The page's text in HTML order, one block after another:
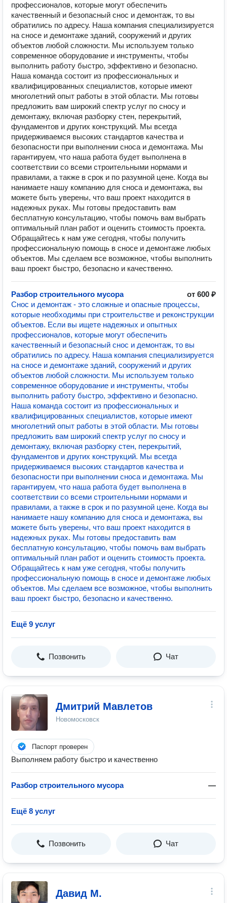
профессионалов, которые могут обеспечить
качественный и безопасный снос и демонтаж, то вы
обратились по адресу. Наша компания специализируется
на сносе и демонтаже зданий, сооружений и других
объектов любой сложности. Мы используем только
современное оборудование и инструменты, чтобы
выполнить работу быстро, эффективно и безопасно.
Наша команда состоит из профессиональных и
квалифицированных специалистов, которые имеют
многолетний опыт работы в этой области. Мы готовы
предложить вам широкий спектр услуг по сносу и
демонтажу, включая разборку стен, перекрытий,
фундаментов и других конструкций. Мы всегда
придерживаемся высоких стандартов качества и
безопасности при выполнении сноса и демонтажа. Мы
гарантируем, что наша работа будет выполнена в
соответствии со всеми строительными нормами и
правилами, а также в срок и по разумной цене. Когда вы
нанимаете нашу компанию для сноса и демонтажа, вы
можете быть уверены, что ваш проект находится в
надежных руках. Мы готовы предоставить вам
бесплатную консультацию, чтобы помочь вам выбрать
оптимальный план работ и оценить стоимость проекта.
Обращайтесь к нам уже сегодня, чтобы получить
профессиональную помощь в сносе и демонтаже любых
объектов. Мы сделаем все возможное, чтобы выполнить
ваш проект быстро, безопасно и качественно.
Разбор строительного мусора
от 600 ₽
Снос и демонтаж - это сложные и опасные процессы,
которые необходимы при строительстве и реконструкции
объектов. Если вы ищете надежных и опытных
профессионалов, которые могут обеспечить
качественный и безопасный снос и демонтаж, то вы
обратились по адресу. Наша компания специализируется
на сносе и демонтаже зданий, сооружений и других
объектов любой сложности. Мы используем только
современное оборудование и инструменты, чтобы
выполнить работу быстро, эффективно и безопасно.
Наша команда состоит из профессиональных и
квалифицированных специалистов, которые имеют
многолетний опыт работы в этой области. Мы готовы
предложить вам широкий спектр услуг по сносу и
демонтажу, включая разборку стен, перекрытий,
фундаментов и других конструкций. Мы всегда
придерживаемся высоких стандартов качества и
безопасности при выполнении сноса и демонтажа. Мы
гарантируем, что наша работа будет выполнена в
соответствии со всеми строительными нормами и
правилами, а также в срок и по разумной цене. Когда вы
нанимаете нашу компанию для сноса и демонтажа, вы
можете быть уверены, что ваш проект находится в
надежных руках. Мы готовы предоставить вам
бесплатную консультацию, чтобы помочь вам выбрать
оптимальный план работ и оценить стоимость проекта.
Обращайтесь к нам уже сегодня, чтобы получить
профессиональную помощь в сносе и демонтаже любых
объектов. Мы сделаем все возможное, чтобы выполнить
ваш проект быстро, безопасно и качественно.
Ещё 9 услуг
Позвонить Чат
Дмитрий Мавлетов
Новомосковск
Паспорт проверен
Выполняем работу быстро и качественно
Разбор строительного мусора —
Ещё 8 услуг
Позвонить Чат
Давид М.